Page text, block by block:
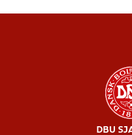
DBU